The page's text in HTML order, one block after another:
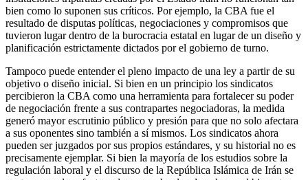
bien como lo suponen sus críticos. Por ejemplo, la CBA fue el
resultado de disputas políticas, negociaciones y compromisos que
tuvieron lugar dentro de la burocracia estatal en lugar de un diseño y
planificación estrictamente dictados por el gobierno de turno.
Tampoco puede entender el pleno impacto de una ley a partir de su
objetivo o diseño inicial. Si bien en un principio los sindicatos
percibieron la CBA como una herramienta para fortalecer su poder
de negociación frente a sus contrapartes negociadoras, la medida
generó mayor escrutinio público y presión para que no solo afectara
a sus oponentes sino también a sí mismos. Los sindicatos ahora
pueden ser juzgados por sus propios estándares, y su historial no es
precisamente ejemplar. Si bien la mayoría de los estudios sobre la
regulación laboral y el discurso de la República Islámica de Irán se